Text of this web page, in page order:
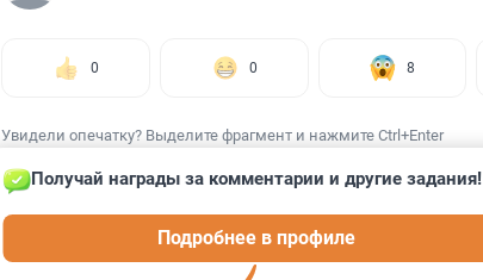
0 0 8
Увидели опечатку? Выделите фрагмент и нажмите Ctrl+Enter
КОММЕНТАРИИ 20
Получай награды за комментарии и другие задания!
Подробнее в профиле